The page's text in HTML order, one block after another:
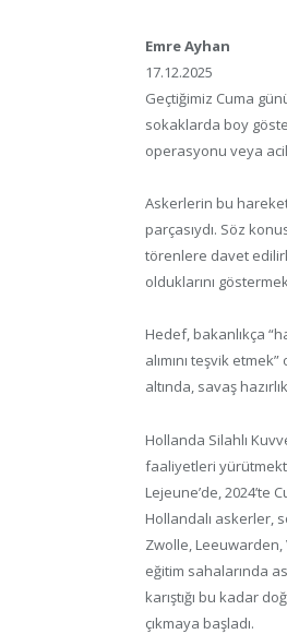
Emre Ayhan
17.12.2025
Geçtiğimiz Cuma
sokaklarda boy
operasyonu veya acil
Askerlerin bu
parçasıydı. Söz
törenlere davet
olduklarını
Hedef, bakanlıkça
alımını teşvik
altında, savaş
Hollanda Silahlı
faaliyetleri
Lejeune’de, 2024’te
Hollandalı askerler,
Zwolle,
eğitim sahalarında
karıştığı bu kadar
çıkmaya başladı.